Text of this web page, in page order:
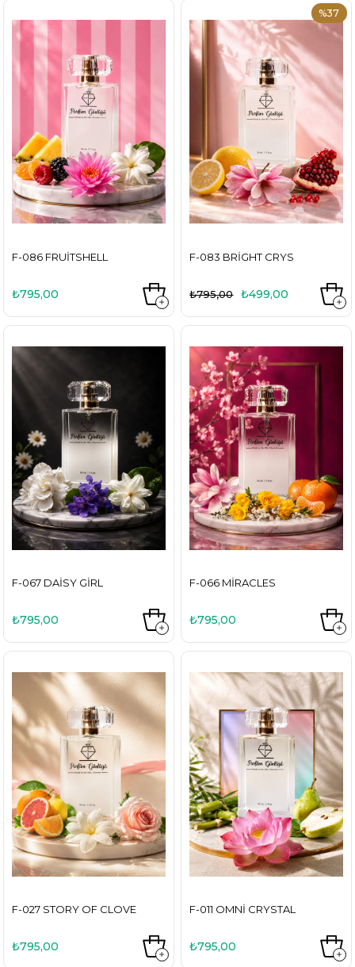
F-086 FRUITSHELL
₺795,00
F-083 BRIGHT CRYS
₺499,00
₺795,00
%37
F-067 DAISY GIRL
₺795,00
F-066 MIRACLES
₺795,00
F-027 STORY OF CLOVE
₺795,00
F-011 OMNI CRYSTAL
₺795,00